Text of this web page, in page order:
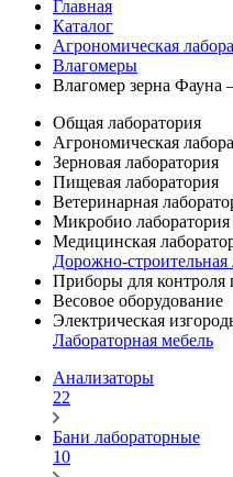
Главная
Каталог
Агрономическая
Влагомеры
Влагомер зерна Фауна
Общая лаборатория
Агрономическая
Зерновая лаборатория
Пищевая лаборатория
Ветеринарная
Микробио лаборатория
Медицинская
Дорожно-строительная
Приборы для
Весовое оборудование
Электрическая
Лабораторная мебель
Анализаторы
22
Бани лабораторные
10